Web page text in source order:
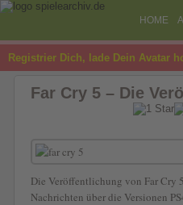
HOME
Registrier Dich, lade Dein Avatar
Far Cry 5 – Die
Die Veröffentlichung von Far Cry
Nachrichten über die Versionen